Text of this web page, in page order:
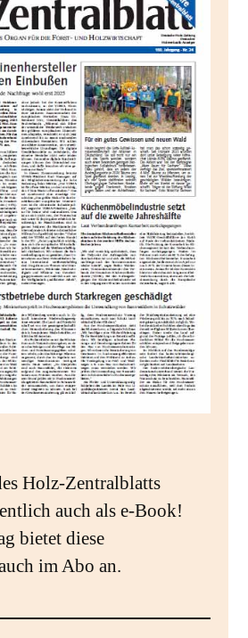
Holz-Zentralblatts
auch als e-Book!
bietet diese
im Abo an.